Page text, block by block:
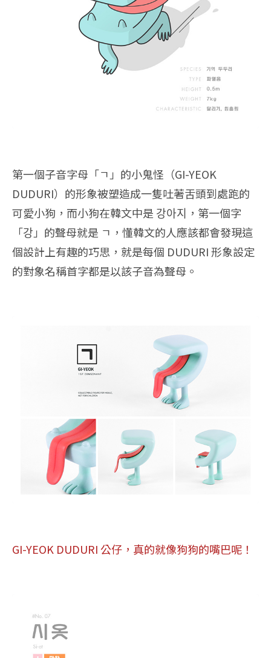
第一個子音字母「ㄱ」的小鬼怪（GI-YEOK
DUDURI）的形象被塑造成一隻吐著舌頭到處跑的
可愛小狗，而小狗在韓文中是 강아지，第一個字
「강」的聲母就是 ㄱ，懂韓文的人應該都會發現這
個設計上有趣的巧思，就是每個 DUDURI 形象設定
的對象名稱首字都是以該子音為聲母。
GI-YEOK DUDURI 公仔，真的就像狗狗的嘴巴呢！